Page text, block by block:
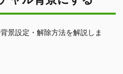
景設定・解除方法を解説しま